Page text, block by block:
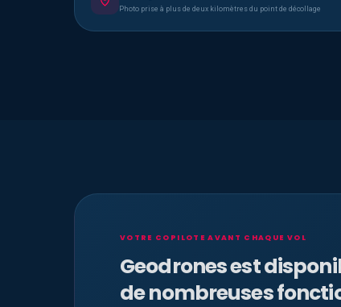
Photo prise à plus de deux kilomètres du point de décollage
VOTRE COPILOTE AVANT CHAQUE VOL
Geodrones est
de nombreuses